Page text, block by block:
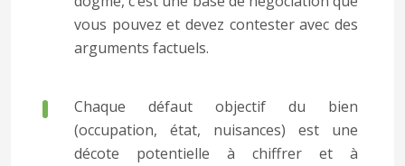
vous pouvez et devez contester avec des
arguments factuels.
Chaque défaut objectif du bien
(occupation, état, nuisances) est une
décote potentielle à chiffrer et à